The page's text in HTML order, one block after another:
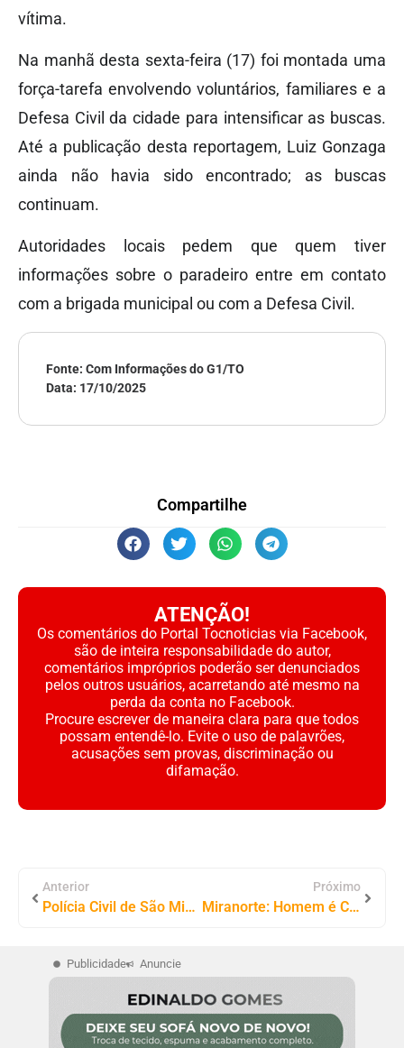
vítima.
Na manhã desta sexta-feira (17) foi montada uma
força-tarefa envolvendo voluntários, familiares e a
Defesa Civil da cidade para intensificar as buscas.
Até a publicação desta reportagem, Luiz Gonzaga
ainda não havia sido encontrado; as buscas
continuam.
Autoridades locais pedem que quem tiver
informações sobre o paradeiro entre em contato
com a brigada municipal ou com a Defesa Civil.
Fonte: Com Informações do G1/TO
Data: 17/10/2025
Compartilhe
ATENÇÃO!
Os comentários do Portal Tocnoticias via Facebook,
são de inteira responsabilidade do autor,
comentários impróprios poderão ser denunciados
pelos outros usuários, acarretando até mesmo na
perda da conta no Facebook.
Procure escrever de maneira clara para que todos
possam entendê-lo. Evite o uso de palavrões,
acusações sem provas, discriminação ou
difamação.
Anterior
Polícia Civil de São Miguel do Tocantins Prende Condenado da Justiça de SP
Próximo
Miranorte: Homem é Condenado a Quase 12 Anos por Matar Mulher em Festa
Publicidade Anuncie